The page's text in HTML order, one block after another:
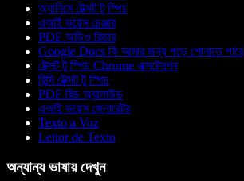
অ্যানিমে টেক্সট টু স্পিচ
এআই ভয়েস চেঞ্জার
PDF অডিও রিডার
Google Docs কি আমার জন্য পড়ে শোনাতে পারে
টেক্সট টু স্পিচ Chrome এক্সটেনশন
হিন্দি টেক্সট টু স্পিচ
PDF রিড অ্যালাউড
এআই ভয়েস জেনারেটর
Texto a Voz
Leitor de Texto
অন্যান্য ভাষায় দেখুন